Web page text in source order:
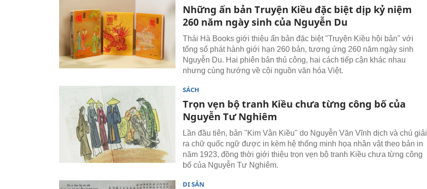
Những ấn bản Truyện Kiều đặc biệt dịp kỷ niệm
260 năm ngày sinh của Nguyễn Du
Thái Hà Books giới thiệu ấn bản đặc biệt "Truyện Kiều hội bản" với
tổng số phát hành giới hạn 260 bản, tương ứng 260 năm ngày sinh
Nguyễn Du. Hai phiên bản thủ công, hai cách tiếp cận khác nhau
nhưng cùng hướng về cội nguồn văn hóa Việt.
SÁCH
Trọn vẹn bộ tranh Kiều chưa từng công bố của
Nguyễn Tư Nghiêm
Lần đầu tiên, bản "Kim Vân Kiều" do Nguyễn Văn Vĩnh dịch và chú giải
ra chữ quốc ngữ được in kèm hệ thống minh họa nhân vật theo bản in
năm 1923, đồng thời giới thiệu trọn vẹn bộ tranh Kiều chưa từng công
bố của Nguyễn Tư Nghiêm.
DI SẢN